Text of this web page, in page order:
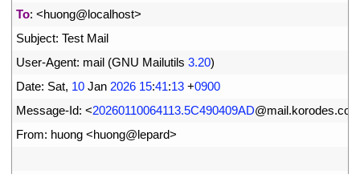
To: <huong@localhost>
Subject: Test Mail
User-Agent: mail (GNU Mailutils 3.20)
Date: Sat, 10 Jan 2026 15:41:13 +0900
Message-Id: <20260110064113.5C490409AD@mail.korodes.com
From: huong <huong@lepard>